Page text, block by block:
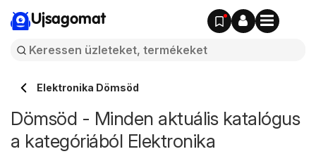
Ujsagomat
Elektronika Dömsöd
Dömsöd - Minden aktuális katalógus
a kategóriából Elektronika